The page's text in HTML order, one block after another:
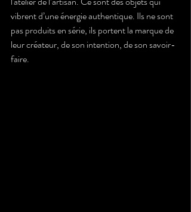
vibrent d’une énergie authentique. Ils ne sont
pas produits en série, ils portent la marque de
leur créateur, de son intention, de son savoir-
faire.